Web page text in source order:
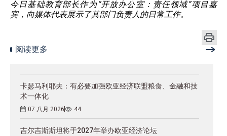
今日基础教育部长作为“开放办公室：责任领域”项目嘉
宾，向媒体代表展示了其部门负责人的日常工作。
阅读更多
卡瑟马利耶夫：有必要加强欧亚经济联盟粮食、金融和技
术一体化
07 八月 2026 44
吉尔吉斯斯坦将于2027年举办欧亚经济论坛